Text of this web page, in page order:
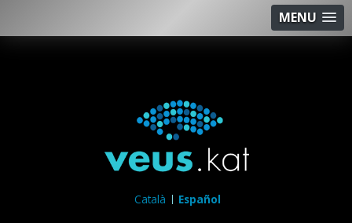
MENU
Català Español